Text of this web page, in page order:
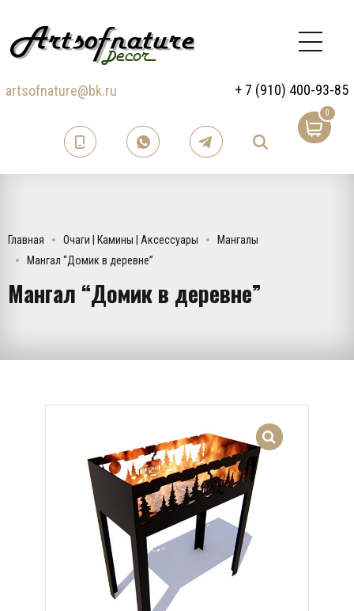
artsofnature@bk.ru + 7 (910) 400-93-85
0
Главная Очаги | Камины | Аксессуары
Мангалы
Мангал “Домик в деревне”
Мангал “Домик в деревне”